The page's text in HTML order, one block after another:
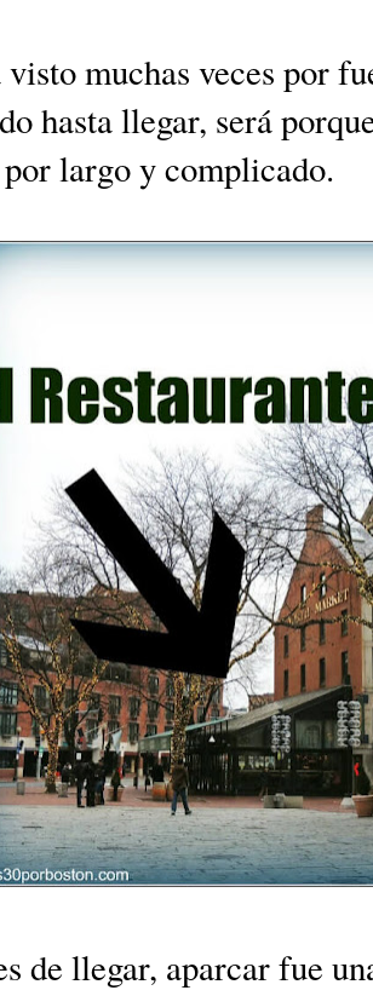
muchas veces por
hasta llegar, será
largo y complicado.
de llegar, aparcar fue